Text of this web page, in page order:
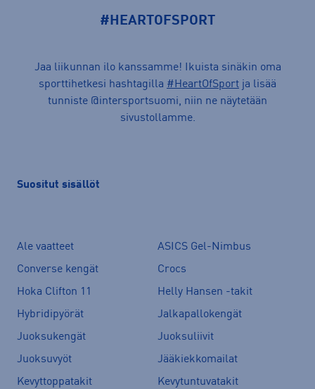
#HEARTOFSPORT
Jaa liikunnan ilo kanssamme! Ikuista sinäkin oma
sporttihetkesi hashtagilla #HeartOfSport ja lisää
tunniste @intersportsuomi, niin ne näytetään
sivustollamme.
Suositut sisällöt
Ale vaatteet
ASICS Gel-Nimbus
Converse kengät
Crocs
Hoka Clifton 11
Helly Hansen -takit
Hybridipyörät
Jalkapallokengät
Juoksukengät
Juoksuliivit
Juoksuvyöt
Jääkiekkomailat
Kevyttoppatakit
Kevytuntuvatakit